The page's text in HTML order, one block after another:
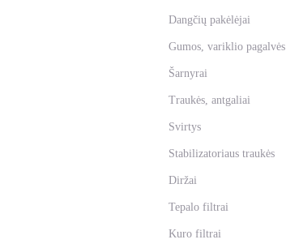
Dangčių pakėlėjai
Gumos, variklio pagalvės
Šarnyrai
Traukės, antgaliai
Svirtys
Stabilizatoriaus traukės
Diržai
Tepalo filtrai
Kuro filtrai